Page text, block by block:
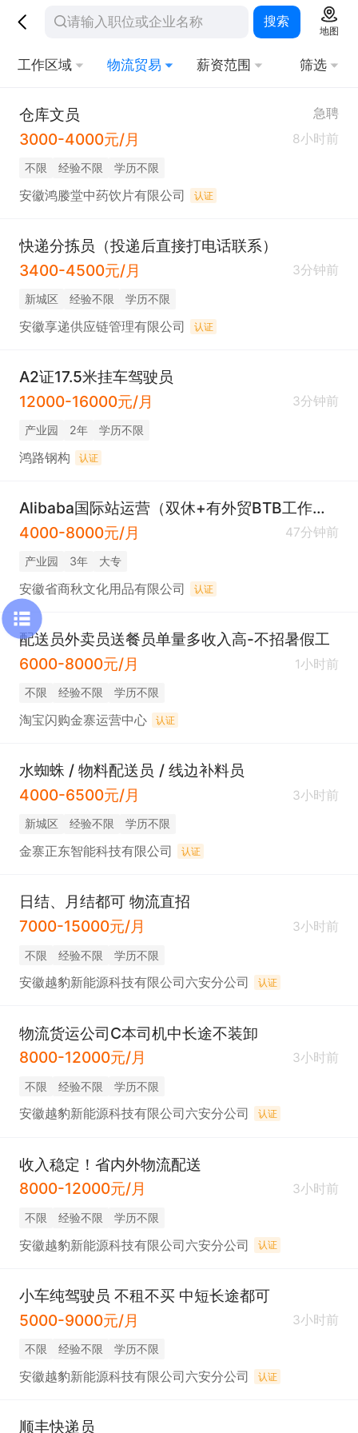
搜索
地图
工作区域 物流贸易 薪资范围 筛选
仓库文员 急聘
3000-4000元/月 8小时前
不限 经验不限 学历不限
安徽鸿媵堂中药饮片有限公司 认证
快递分拣员（投递后直接打电话联系）
3400-4500元/月
3分钟前
新城区 经验不限 学历不限
安徽享递供应链管理有限公司 认证
A2证17.5米挂车驾驶员
12000-16000元/月
3分钟前
产业园 2年 学历不限
鸿路钢构 认证
Alibaba国际站运营（双休+有外贸BTB工作经验）
4000-8000元/月
47分钟前
产业园 3年 大专
安徽省商秋文化用品有限公司 认证
配送员外卖员送餐员单量多收入高-不招暑假工
6000-8000元/月
1小时前
不限 经验不限 学历不限
淘宝闪购金寨运营中心 认证
水蜘蛛 / 物料配送员 / 线边补料员
4000-6500元/月
3小时前
新城区 经验不限 学历不限
金寨正东智能科技有限公司 认证
日结、月结都可 物流直招
7000-15000元/月
3小时前
不限 经验不限 学历不限
安徽越豹新能源科技有限公司六安分公司 认证
物流货运公司C本司机中长途不装卸
8000-12000元/月
3小时前
不限 经验不限 学历不限
安徽越豹新能源科技有限公司六安分公司 认证
收入稳定！省内外物流配送
8000-12000元/月
3小时前
不限 经验不限 学历不限
安徽越豹新能源科技有限公司六安分公司 认证
小车纯驾驶员 不租不买 中短长途都可
5000-9000元/月
3小时前
不限 经验不限 学历不限
安徽越豹新能源科技有限公司六安分公司 认证
顺丰快递员